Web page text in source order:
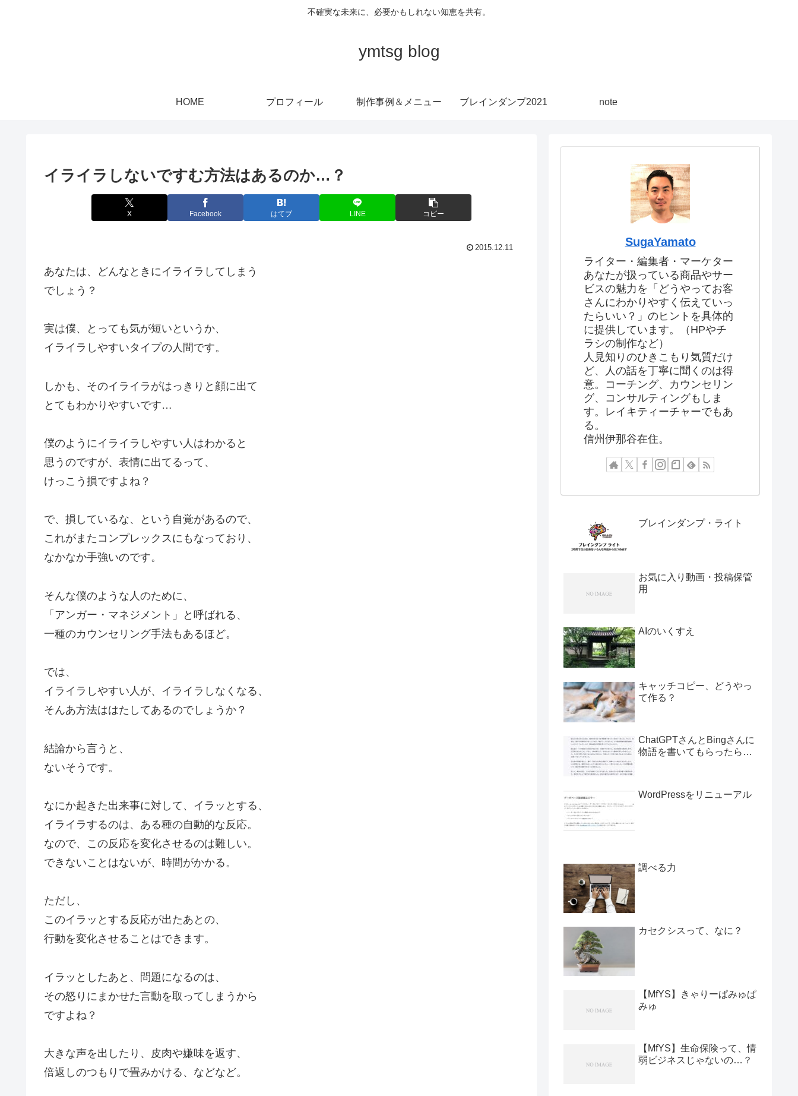
不確実な未来に、必要かもしれない知恵を共有。
ymtsg blog
HOME プロフィール 制作事例＆メニュー ブレインダンプ2021 note
イライラしないですむ方法はあるのか…？
X Facebook はてブ LINE コピー
2015.12.11
あなたは、どんなときにイライラしてしまう
でしょう？
実は僕、とっても気が短いというか、
イライラしやすいタイプの人間です。
しかも、そのイライラがはっきりと顔に出て
とてもわかりやすいです…
僕のようにイライラしやすい人はわかると
思うのですが、表情に出てるって、
けっこう損ですよね？
で、損しているな、という自覚があるので、
これがまたコンプレックスにもなっており、
なかなか手強いのです。
そんな僕のような人のために、
「アンガー・マネジメント」と呼ばれる、
一種のカウンセリング手法もあるほど。
では、
イライラしやすい人が、イライラしなくなる、
そんあ方法ははたしてあるのでしょうか？
結論から言うと、
ないそうです。
なにか起きた出来事に対して、イラッとする、
イライラするのは、ある種の自動的な反応。
なので、この反応を変化させるのは難しい。
できないことはないが、時間がかかる。
ただし、
このイラッとする反応が出たあとの、
行動を変化させることはできます。
イラッとしたあと、問題になるのは、
その怒りにまかせた言動を取ってしまうから
ですよね？
大きな声を出したり、皮肉や嫌味を返す、
倍返しのつもりで畳みかける、などなど。
SugaYamato
ライター・編集者・マーケター
あなたが扱っている商品やサー
ビスの魅力を「どうやってお客
さんにわかりやすく伝えていっ
たらいい？」のヒントを具体的
に提供しています。（HPやチ
ラシの制作など）
人見知りのひきこもり気質だけ
ど、人の話を丁寧に聞くのは得
意。コーチング、カウンセリン
グ、コンサルティングもしま
す。レイキティーチャーでもあ
る。
信州伊那谷在住。
ブレインダンプ・ライト
お気に入り動画・投稿保管
用
AIのいくすえ
キャッチコピー、どうやっ
て作る？
ChatGPTさんとBingさんに
物語を書いてもらったら…
WordPressをリニューアル
調べる力
カセクシスって、なに？
【MfYS】きゃりーぱみゅぱ
みゅ
【MfYS】生命保険って、情
弱ビジネスじゃないの…？